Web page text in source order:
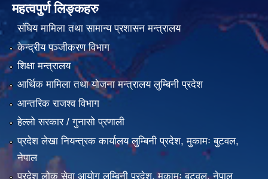
महत्वपुर्ण लिङ्कहरु
संघिय मामिला तथा सामान्य प्रशासन मन्त्रालय
केन्द्रीय पञ्जीकरण विभाग
शिक्षा मन्त्रालय
आर्थिक मामिला तथा योजना मन्त्रालय लुम्बिनी प्रदेश
आन्तरिक राजश्व विभाग
हेल्लो सरकार / गुनासो प्रणाली
प्रदेश लेखा नियन्त्रक कार्यालय लुम्बिनी प्रदेश, मुकामः बुटवल,
नेपाल
प्रदेश लोक सेवा आयोग लुम्बिनी प्रदेश, मुकामः बुटवल, नेपाल